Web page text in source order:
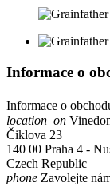
Informace o
Informace o
location_on
Čiklova 23
140 00 Praha 4 -
Czech Republic
phone Zavolejte